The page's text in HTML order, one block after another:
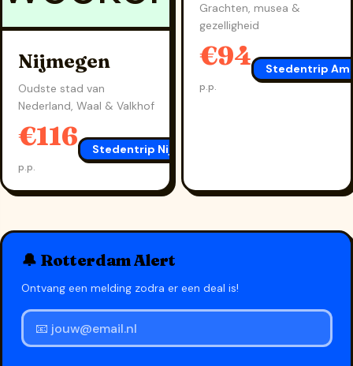
Nijmegen
Oudste stad van
Nederland, Waal & Valkhof
€116
p.p.
Stedentrip Nijmegen
Grachten, musea &
gezelligheid
€94
p.p.
Stedentrip
🔔 Rotterdam Alert
Ontvang een melding zodra er een deal is!